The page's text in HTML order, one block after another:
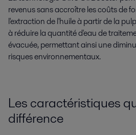
revenus sans accroître les coûts de
l'extraction de l'huile à partir de la
à réduire la quantité d'eau de
évacuée, permettant ainsi une
risques environnementaux.
Les caractéristiques
différence